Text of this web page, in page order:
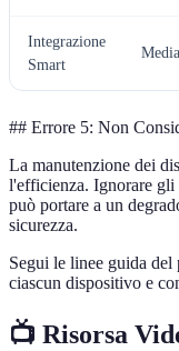
Integrazione
Smart
Media
## Errore 5: Non
La manutenzione dei
l'efficienza. Ignorare gli
può portare a un
sicurezza.
Segui le linee guida
ciascun dispositivo e
📺 Risorsa